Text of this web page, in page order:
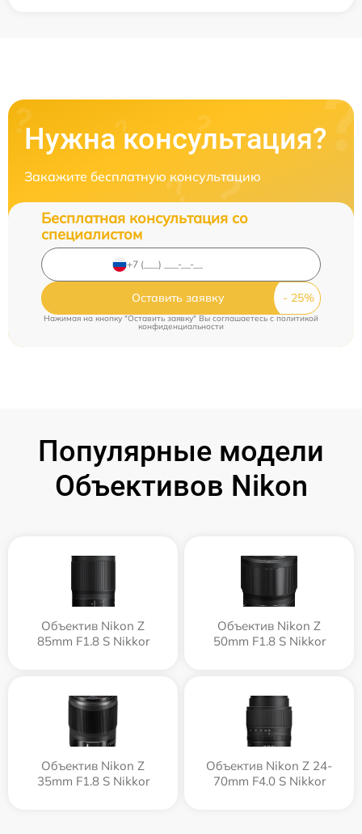
Нужна консультация?
Закажите бесплатную консультацию
Бесплатная консультация со
специалистом
Оставить заявку
Нажимая на кнопку "Оставить заявку" Вы соглашаетесь cполитикой
конфиденциальности
Популярные модели
Объективов Nikon
Объектив Nikon Z
85mm F1.8 S Nikkor
Объектив Nikon Z
50mm F1.8 S Nikkor
Объектив Nikon Z
35mm F1.8 S Nikkor
Объектив Nikon Z 24-
70mm F4.0 S Nikkor